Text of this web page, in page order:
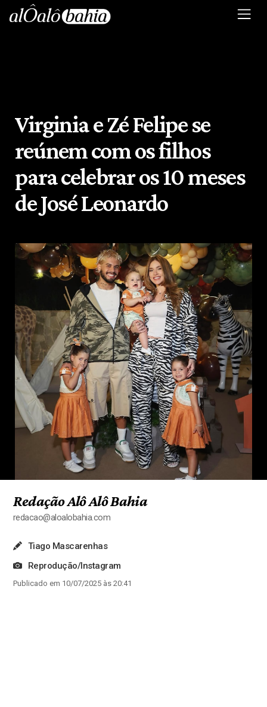
Virginia e Zé Felipe se
reúnem com os filhos
para celebrar os 10 meses
de José Leonardo
Redação Alô Alô Bahia
redacao@aloalobahia.com
Tiago Mascarenhas
Reprodução/Instagram
Publicado em 10/07/2025 às 20:41